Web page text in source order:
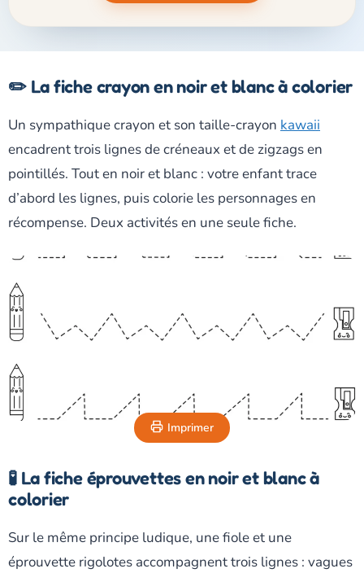
✏️ La fiche crayon en noir et blanc à colorier
Un sympathique crayon et son taille-crayon kawaii
encadrent trois lignes de créneaux et de zigzags en
pointillés. Tout en noir et blanc : votre enfant trace
d’abord les lignes, puis colorie les personnages en
récompense. Deux activités en une seule fiche.
Imprimer
🧪 La fiche éprouvettes en noir et blanc à
colorier
Sur le même principe ludique, une fiole et une
éprouvette rigolotes accompagnent trois lignes : vagues